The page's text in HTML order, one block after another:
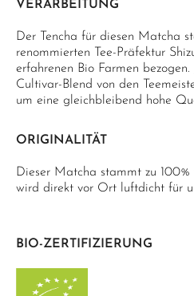
VERARBEITUNG
Der Tencha für diesen Matcha
renommierten Tee-Präfektur
erfahrenen Bio Farmen
Cultivar-Blend von den
um eine gleichbleibend hohe
ORIGINALITÄT
Dieser Matcha stammt zu 100%
wird direkt vor Ort luftdicht für
BIO-ZERTIFIZIERUNG